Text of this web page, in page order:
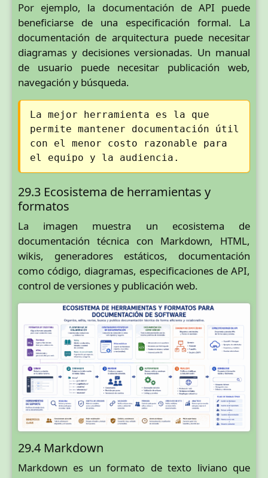
Por ejemplo, la documentación de API puede
beneficiarse de una especificación formal. La
documentación de arquitectura puede necesitar
diagramas y decisiones versionadas. Un manual
de usuario puede necesitar publicación web,
navegación y búsqueda.
La mejor herramienta es la que
permite mantener documentación útil
con el menor costo razonable para
el equipo y la audiencia.
29.3 Ecosistema de herramientas y
formatos
La imagen muestra un ecosistema de
documentación técnica con Markdown, HTML,
wikis, generadores estáticos, documentación
como código, diagramas, especificaciones de API,
control de versiones y publicación web.
29.4 Markdown
Markdown es un formato de texto liviano que